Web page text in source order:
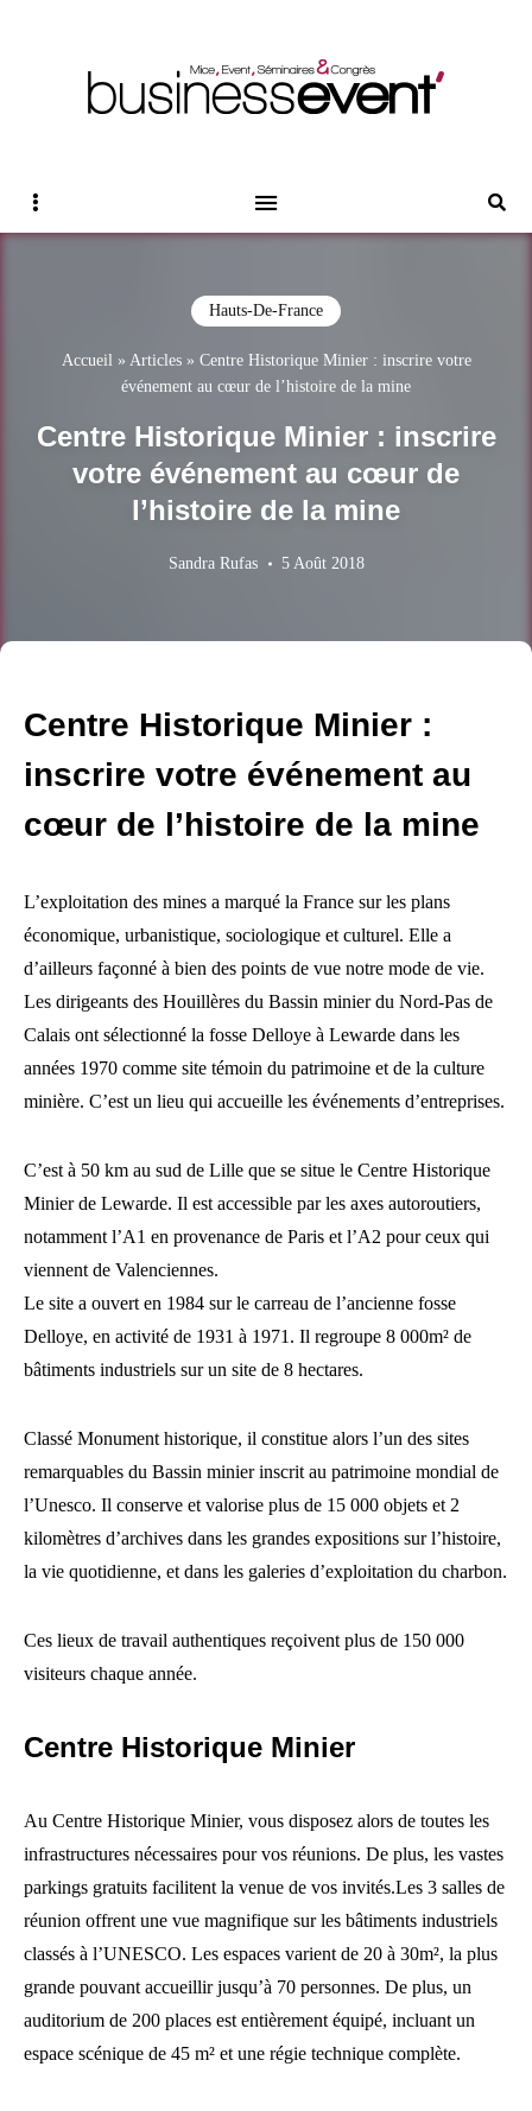
Sidebar
Hauts-De-France
Accueil» Articles» Centre Historique Minier : inscrire votre
événement au cœur de l’histoire de la mine
Centre Historique Minier : inscrire
votre événement au cœur de
l’histoire de la mine
Sandra Rufas 5 Août 2018
Centre Historique Minier :
inscrire votre événement au
cœur de l’histoire de la mine
L’exploitation des mines a marqué la France sur les plans
économique, urbanistique, sociologique et culturel. Elle a
d’ailleurs façonné à bien des points de vue notre mode de vie.
Les dirigeants des Houillères du Bassin minier du Nord-Pas de
Calais ont sélectionné la fosse Delloye à Lewarde dans les
années 1970 comme site témoin du patrimoine et de la culture
minière. C’est un lieu qui accueille les événements d’entreprises.
C’est à 50 km au sud de Lille que se situe le Centre Historique
Minier de Lewarde. Il est accessible par les axes autoroutiers,
notamment l’A1 en provenance de Paris et l’A2 pour ceux qui
viennent de Valenciennes.
Le site a ouvert en 1984 sur le carreau de l’ancienne fosse
Delloye, en activité de 1931 à 1971. Il regroupe 8 000m² de
bâtiments industriels sur un site de 8 hectares.
Classé Monument historique, il constitue alors l’un des sites
remarquables du Bassin minier inscrit au patrimoine mondial de
l’Unesco. Il conserve et valorise plus de 15 000 objets et 2
kilomètres d’archives dans les grandes expositions sur l’histoire,
la vie quotidienne, et dans les galeries d’exploitation du charbon.
Ces lieux de travail authentiques reçoivent plus de 150 000
visiteurs chaque année.
Centre Historique Minier
Au Centre Historique Minier, vous disposez alors de toutes les
infrastructures nécessaires pour vos réunions. De plus, les vastes
parkings gratuits facilitent la venue de vos invités.Les 3 salles de
réunion offrent une vue magnifique sur les bâtiments industriels
classés à l’UNESCO. Les espaces varient de 20 à 30m², la plus
grande pouvant accueillir jusqu’à 70 personnes. De plus, un
auditorium de 200 places est entièrement équipé, incluant un
espace scénique de 45 m² et une régie technique complète.